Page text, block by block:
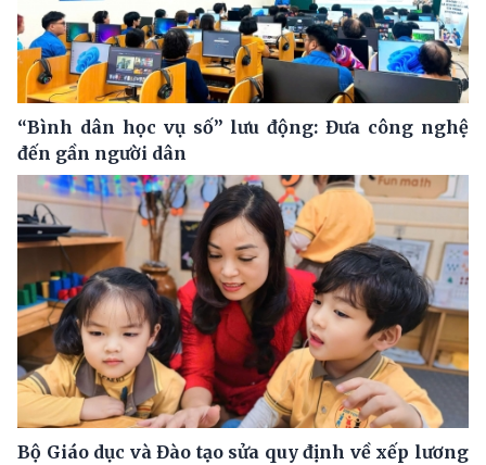
“Bình dân học vụ số” lưu động: Đưa công nghệ
đến gần người dân
Bộ Giáo dục và Đào tạo sửa quy định về xếp lương